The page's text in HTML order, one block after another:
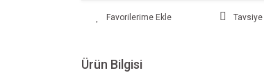
Tavsiye
Ürün Bilgisi